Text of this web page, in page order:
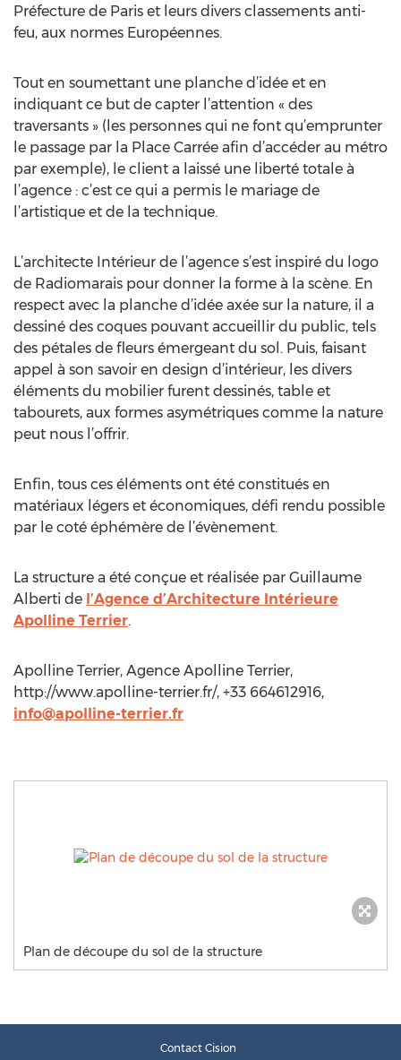
Préfecture de Paris et leurs divers classements anti-
feu, aux normes Européennes.
Tout en soumettant une planche d’idée et en
indiquant ce but de capter l’attention « des
traversants » (les personnes qui ne font qu’emprunter
le passage par la Place Carrée afin d’accéder au métro
par exemple), le client a laissé une liberté totale à
l’agence : c’est ce qui a permis le mariage de
l’artistique et de la technique.
L’architecte Intérieur de l’agence s’est inspiré du logo
de Radiomarais pour donner la forme à la scène. En
respect avec la planche d’idée axée sur la nature, il a
dessiné des coques pouvant accueillir du public, tels
des pétales de fleurs émergeant du sol. Puis, faisant
appel à son savoir en design d’intérieur, les divers
éléments du mobilier furent dessinés, table et
tabourets, aux formes asymétriques comme la nature
peut nous l’offrir.
Enfin, tous ces éléments ont été constitués en
matériaux légers et économiques, défi rendu possible
par le coté éphémère de l’évènement.
La structure a été conçue et réalisée par Guillaume
Alberti de l’Agence d’Architecture Intérieure
Apolline Terrier.
Apolline Terrier, Agence Apolline Terrier,
http://www.apolline-terrier.fr/, +33 664612916,
info@apolline-terrier.fr
Plan de découpe du sol de la structure
Contact Cision